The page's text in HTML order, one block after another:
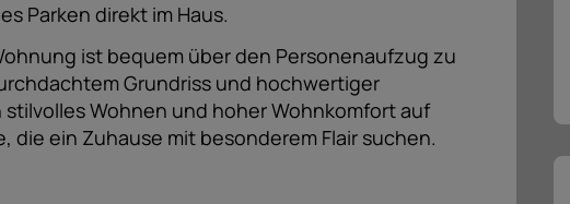
Parken direkt im Haus.
ist bequem über den Personenaufzug zu
Grundriss und hochwertiger
Wohnen und hoher Wohnkomfort auf
die ein Zuhause mit besonderem Flair suchen.